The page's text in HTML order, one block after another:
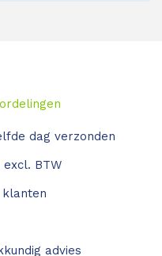
dag verzonden
BTW
klanten
advies